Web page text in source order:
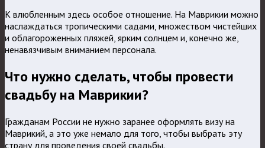
К влюбленным здесь особое отношение. На Маврикии можно
наслаждаться тропическими садами, множеством чистейших
и облагороженных пляжей, ярким солнцем и, конечно же,
ненавязчивым вниманием персонала.
Что нужно сделать, чтобы провести
свадьбу на Маврикии?
Гражданам России не нужно заранее оформлять визу на
Маврикий, а это уже немало для того, чтобы выбрать эту
страну для проведения своей свадьбы.